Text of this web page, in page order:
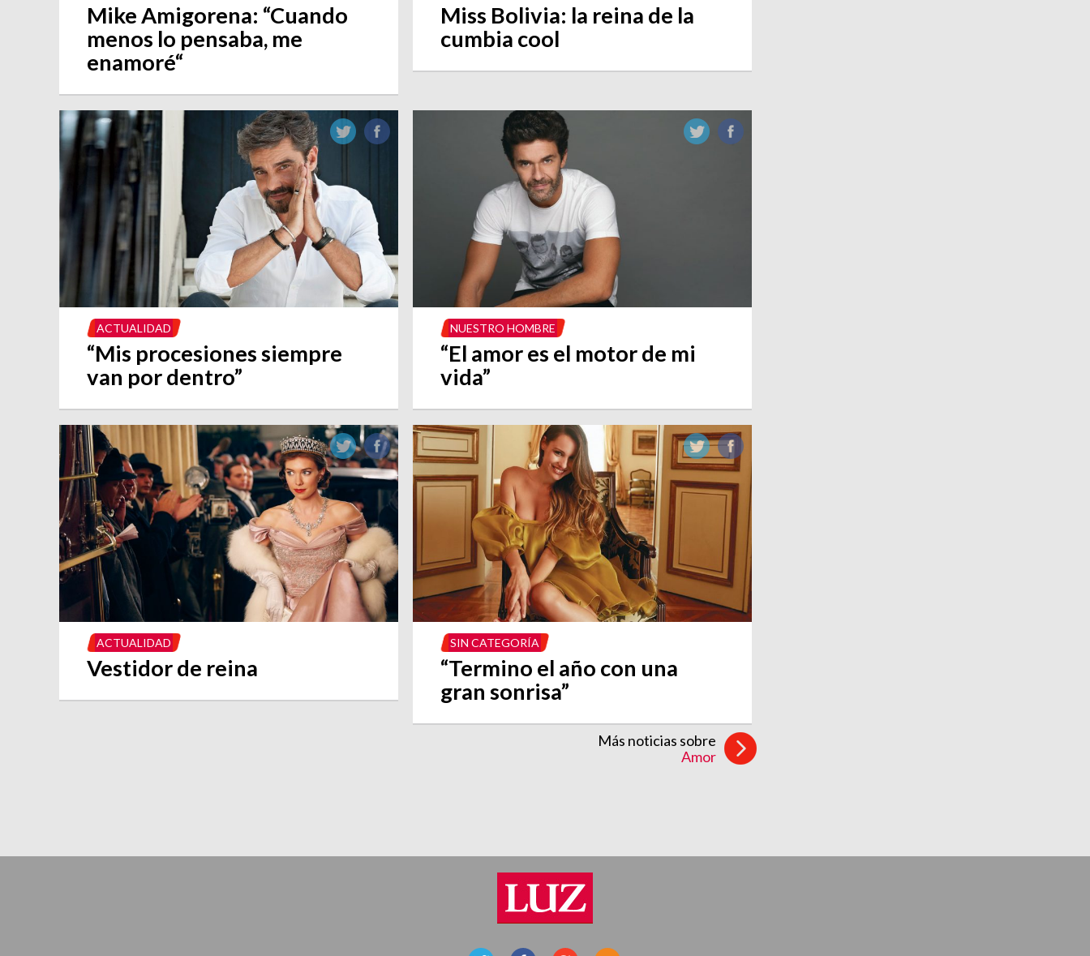
Mike Amigorena: “Cuando
menos lo pensaba, me
enamoré“
Miss Bolivia: la reina de la
cumbia cool
ACTUALIDAD
“Mis procesiones siempre
van por dentro”
NUESTRO HOMBRE
“El amor es el motor de mi
vida”
ACTUALIDAD
Vestidor de reina
SIN CATEGORÍA
“Termino el año con una
gran sonrisa”
Más noticias sobre
Amor